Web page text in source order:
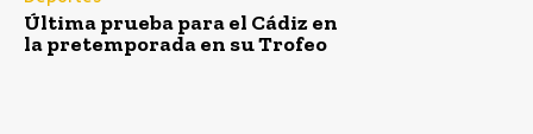
Última prueba para el Cádiz en
la pretemporada en su Trofeo